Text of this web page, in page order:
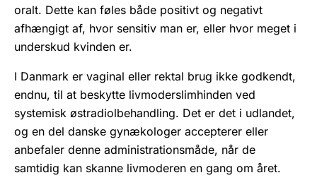
oralt. Dette kan føles både positivt og negativt
afhængigt af, hvor sensitiv man er, eller hvor meget i
underskud kvinden er.
I Danmark er vaginal eller rektal brug ikke godkendt,
endnu, til at beskytte livmoderslimhinden ved
systemisk østradiolbehandling. Det er det i udlandet,
og en del danske gynækologer accepterer eller
anbefaler denne administrationsmåde, når de
samtidig kan skanne livmoderen en gang om året.